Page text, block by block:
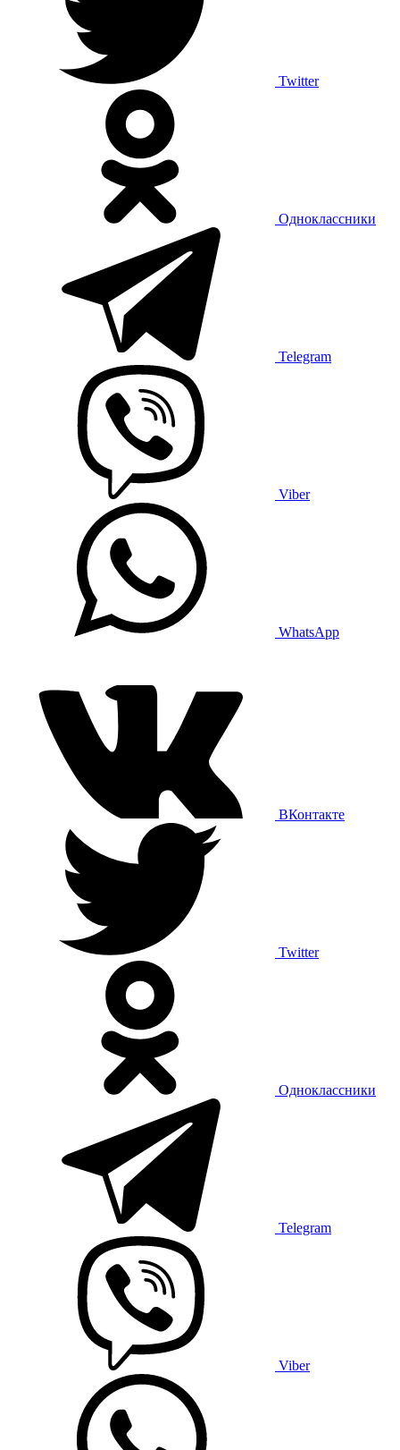
Twitter
Одноклассники
Telegram
Viber
WhatsApp
ВКонтакте
Twitter
Одноклассники
Telegram
Viber